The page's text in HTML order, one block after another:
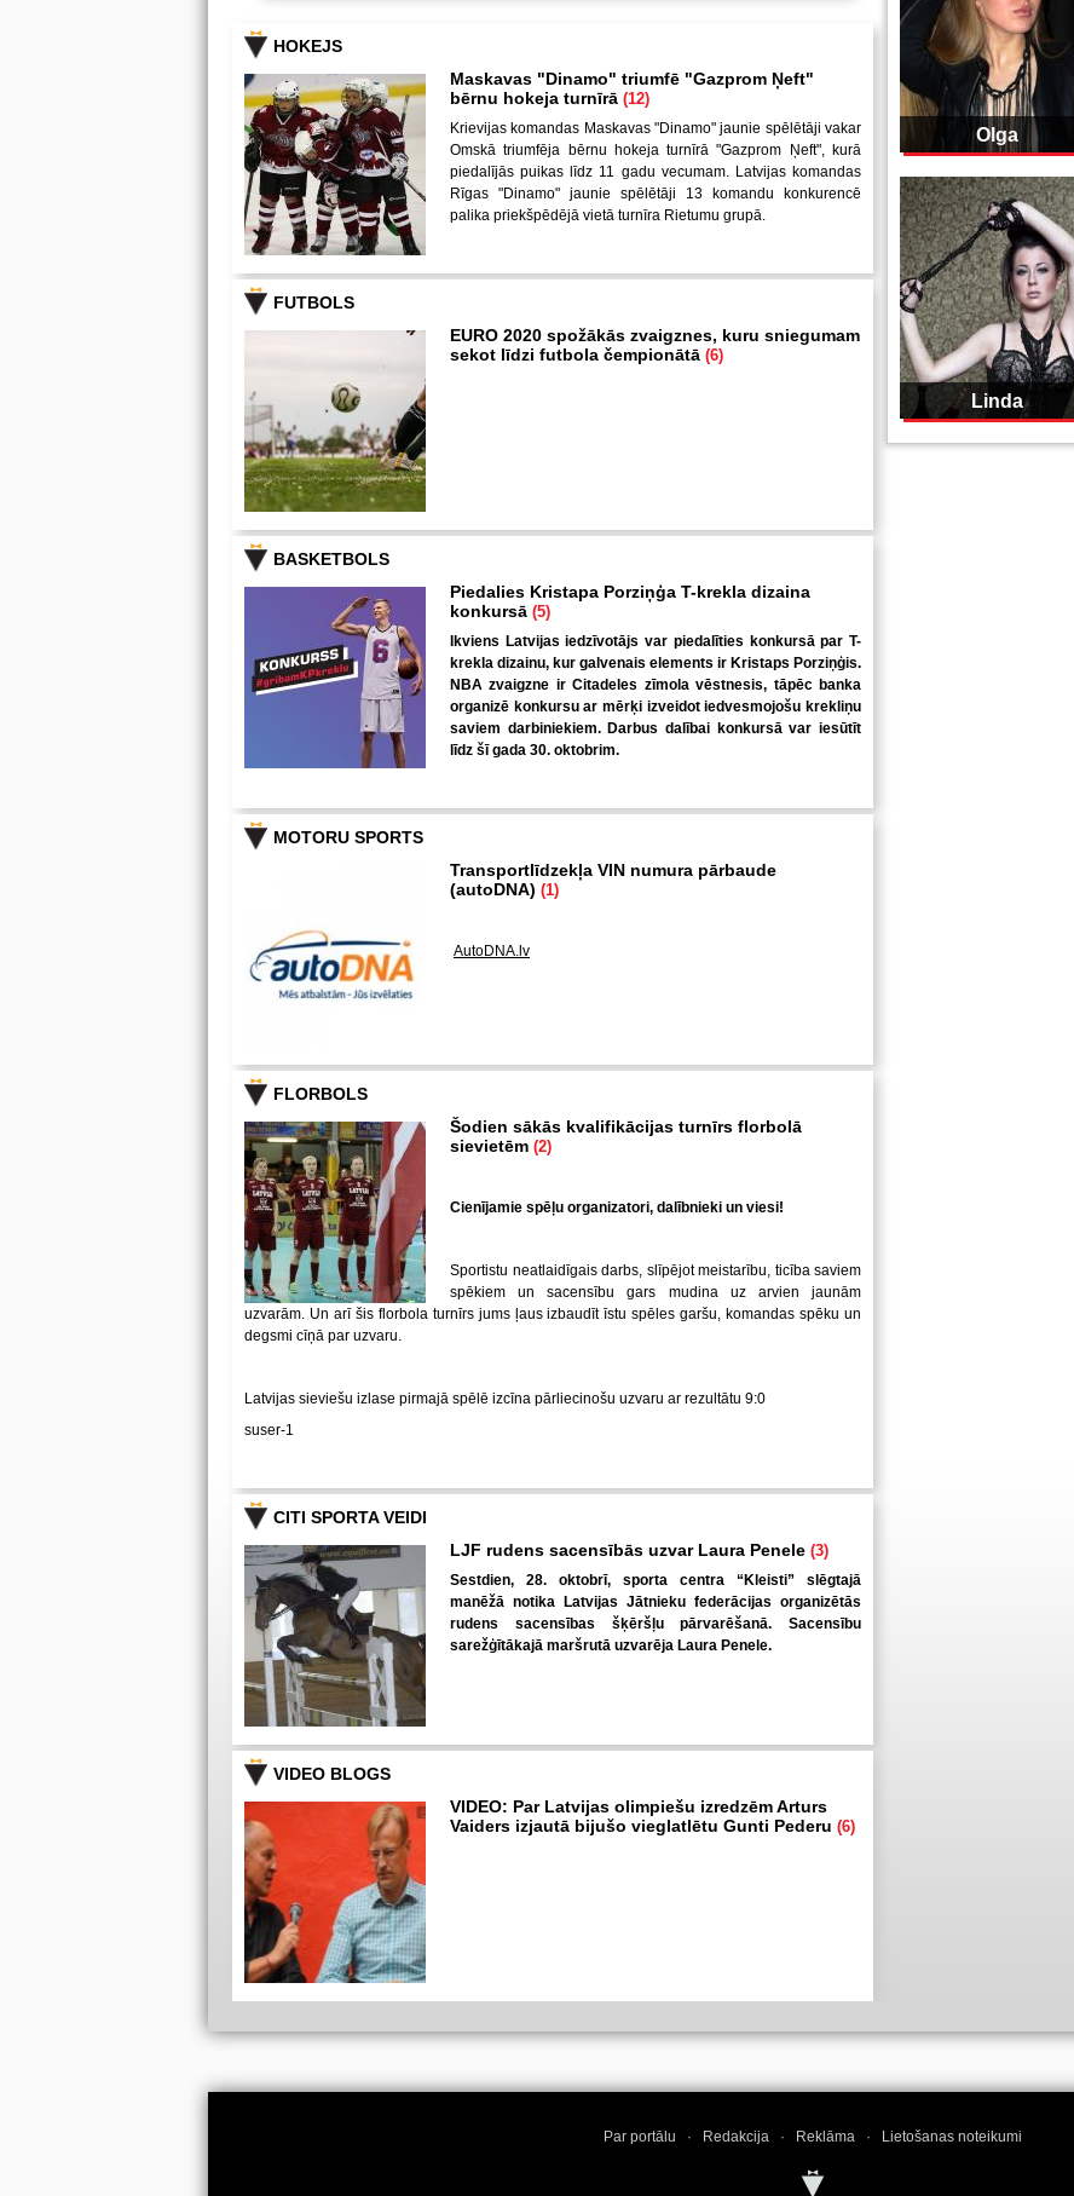
Olga
Linda
HOKEJS
Maskavas "Dinamo" triumfē "Gazprom Ņeft"
bērnu hokeja turnīrā (12)
Krievijas komandas Maskavas "Dinamo" jaunie spēlētāji vakar
Omskā triumfēja bērnu hokeja turnīrā "Gazprom Ņeft", kurā
piedalījās puikas līdz 11 gadu vecumam. Latvijas komandas
Rīgas "Dinamo" jaunie spēlētāji 13 komandu konkurencē
palika priekšpēdējā vietā turnīra Rietumu grupā.
FUTBOLS
EURO 2020 spožākās zvaigznes, kuru sniegumam
sekot līdzi futbola čempionātā (6)
BASKETBOLS
Piedalies Kristapa Porziņģa T-krekla dizaina
konkursā (5)
Ikviens Latvijas iedzīvotājs var piedalīties konkursā par T-
krekla dizainu, kur galvenais elements ir Kristaps Porziņģis.
NBA zvaigzne ir Citadeles zīmola vēstnesis, tāpēc banka
organizē konkursu ar mērķi izveidot iedvesmojošu krekliņu
saviem darbiniekiem. Darbus dalībai konkursā var iesūtīt
līdz šī gada 30. oktobrim.
MOTORU SPORTS
Transportlīdzekļa VIN numura pārbaude
(autoDNA) (1)
AutoDNA.lv
FLORBOLS
Šodien sākās kvalifikācijas turnīrs florbolā
sievietēm (2)
Cienījamie spēļu organizatori, dalībnieki un viesi!
Sportistu neatlaidīgais darbs, slīpējot meistarību, ticība saviem
spēkiem un sacensību gars mudina uz arvien jaunām
uzvarām. Un arī šis florbola turnīrs jums ļaus izbaudīt īstu spēles garšu, komandas spēku un
degsmi cīņā par uzvaru.
Latvijas sieviešu izlase pirmajā spēlē izcīna pārliecinošu uzvaru ar rezultātu 9:0
suser-1
CITI SPORTA VEIDI
LJF rudens sacensībās uzvar Laura Penele (3)
Sestdien, 28. oktobrī, sporta centra “Kleisti” slēgtajā
manēžā notika Latvijas Jātnieku federācijas organizētās
rudens sacensības šķēršļu pārvarēšanā. Sacensību
sarežģītākajā maršrutā uzvarēja Laura Penele.
VIDEO BLOGS
VIDEO: Par Latvijas olimpiešu izredzēm Arturs
Vaiders izjautā bijušo vieglatlētu Gunti Pederu (6)
Par portālu · Redakcija · Reklāma · Lietošanas noteikumi